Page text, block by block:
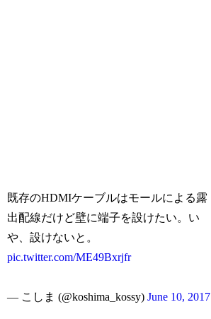
既存のHDMIケーブルはモールによる露
出配線だけど壁に端子を設けたい。い
や、設けないと。
pic.twitter.com/ME49Bxrjfr
— こしま (@koshima_kossy)June 10, 2017